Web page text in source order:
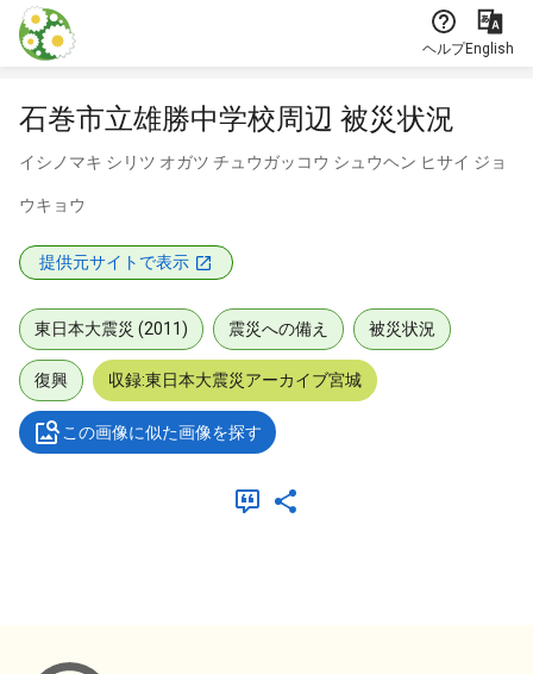
本文に飛ぶ
ヘルプEnglish
石巻市立雄勝中学校周辺 被災状況
イシノマキ シリツ オガツ チュウガッコウ シュウヘン ヒサイ ジョ
ウキョウ
提供元サイトで表示
東日本大震災 (2011) 震災への備え 被災状況
復興 収録:東日本大震災アーカイブ宮城
この画像に似た画像を探す